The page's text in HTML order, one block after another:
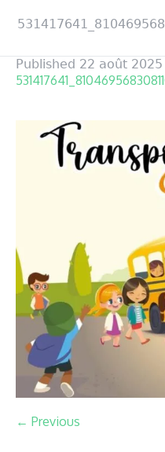
Published 22 août 2025
← Previous